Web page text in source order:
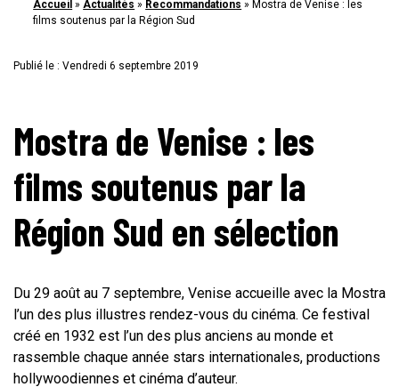
Accueil »Actualités » Recommandations » Mostra de Venise : les
films soutenus par la Région Sud
Publié le : Vendredi 6 septembre 2019
Mostra de Venise : les
films soutenus par la
Région Sud en sélection
Du 29 août au 7 septembre, Venise accueille avec la Mostra
l’un des plus illustres rendez-vous du cinéma. Ce festival
créé en 1932 est l’un des plus anciens au monde et
rassemble chaque année stars internationales, productions
hollywoodiennes et cinéma d’auteur.